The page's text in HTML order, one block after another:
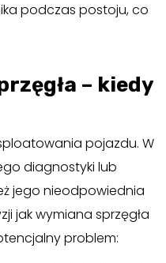
podczas postoju, co
– kiedy
pojazdu. W
diagnostyki lub
jego nieodpowiednia
jak wymiana sprzęgła
problem: